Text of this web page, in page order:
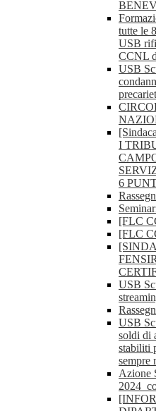
tutte le
USB
CCNL
USB
I
6
[FLC
[FLC
USB
USB
soldi di
stabiliti
sempre
Azione